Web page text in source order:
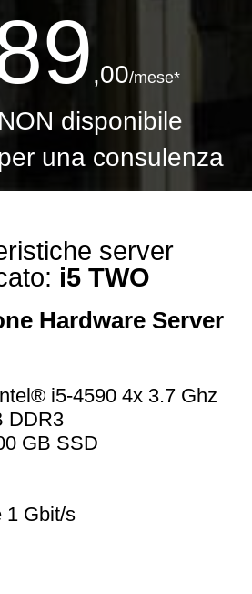
,00/mese*
disponibile
una consulenza
server
i5 TWO
Hardware Server
i5-4590 4x 3.7 Ghz
DDR3
GB SSD
1 Gbit/s